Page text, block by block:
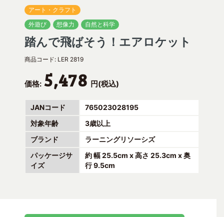
アート・クラフト
外遊び
想像力 自然と科学
踏んで飛ばそう！エアロケット
商品コード: LER 2819
価格: 5,478 円(税込)
JANコード
765023028195
対象年齢
3歳以上
ブランド
ラーニングリソーシズ
パッケージサ
イズ
約 幅 25.5cm x 高さ 25.3cm x 奥
行 9.5cm